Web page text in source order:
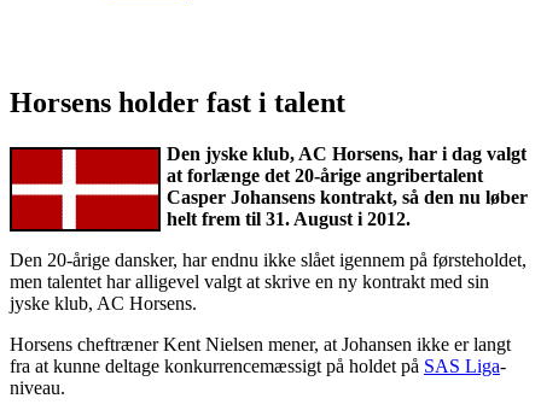
Horsens holder fast i talent
Den jyske klub, AC Horsens, har i dag valgt
at forlænge det 20-årige angribertalent
Casper Johansens kontrakt, så den nu løber
helt frem til 31. August i 2012.
Den 20-årige dansker, har endnu ikke slået igennem på førsteholdet,
men talentet har alligevel valgt at skrive en ny kontrakt med sin
jyske klub, AC Horsens.
Horsens cheftræner Kent Nielsen mener, at Johansen ikke er langt
fra at kunne deltage konkurrencemæssigt på holdet på SAS Liga-
niveau.